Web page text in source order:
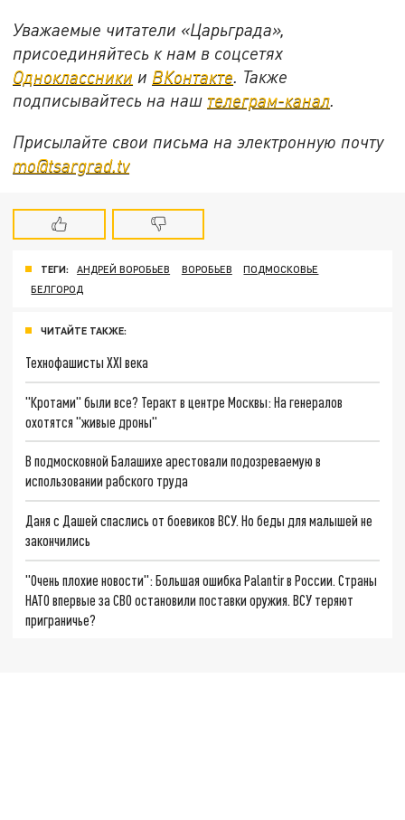
Уважаемые читатели «Царьграда»,
присоединяйтесь к нам в соцсетях
Одноклассники и ВКонтакте. Также
подписывайтесь на наш телеграм-канал.
Присылайте свои письма на электронную почту
mo@tsargrad.tv
ТЕГИ: АНДРЕЙ ВОРОБЬЕВ ВОРОБЬЕВ
ПОДМОСКОВЬЕ
БЕЛГОРОД
ЧИТАЙТЕ ТАКЖЕ:
Технофашисты XXI века
"Кротами" были все? Теракт в центре Москвы: На генералов
охотятся "живые дроны"
В подмосковной Балашихе арестовали подозреваемую в
использовании рабского труда
Даня с Дашей спаслись от боевиков ВСУ. Но беды для малышей не
закончились
"Очень плохие новости": Большая ошибка Palantir в России. Страны
НАТО впервые за СВО остановили поставки оружия. ВСУ теряют
приграничье?